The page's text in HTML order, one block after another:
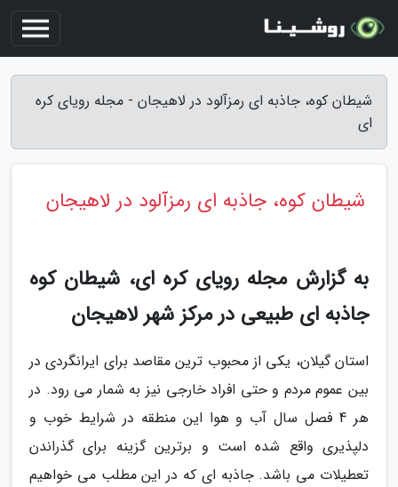
شیطان کوه، جاذبه ای رمزآلود در لاهیجان - مجله رویای کره
ای
شیطان کوه، جاذبه ای رمزآلود در لاهیجان
به گزارش مجله رویای کره ای، شیطان کوه
جاذبه ای طبیعی در مرکز شهر لاهیجان
استان گیلان، یکی از محبوب ترین مقاصد برای ایرانگردی در
بین عموم مردم و حتی افراد خارجی نیز به شمار می رود. در
هر 4 فصل سال آب و هوا این منطقه در شرایط خوب و
دلپذیری واقع شده است و برترین گزینه برای گذراندن
تعطیلات می باشد. جاذبه ای که در این مطلب می خواهیم